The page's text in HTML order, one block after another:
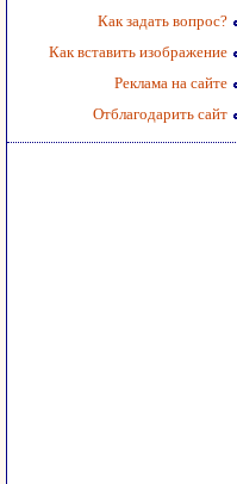
Как задать вопрос?
Как вставить изображение
Реклама на сайте
Отблагодарить сайт